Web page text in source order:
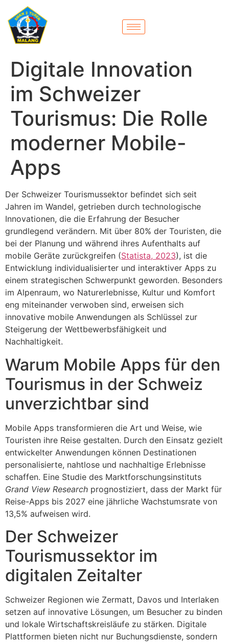
Digitale Innovation
im Schweizer
Tourismus: Die Rolle
moderner Mobile-
Apps
Der Schweizer Tourismussektor befindet sich seit
Jahren im Wandel, getrieben durch technologische
Innovationen, die die Erfahrung der Besucher
grundlegend verändern. Mit über 80% der Touristen, die
bei der Planung und während ihres Aufenthalts auf
mobile Geräte zurückgreifen (Statista, 2023), ist die
Entwicklung individualisierter und interaktiver Apps zu
einem strategischen Schwerpunkt geworden. Besonders
im Alpenraum, wo Naturerlebnisse, Kultur und Komfort
eng miteinander verwoben sind, erweisen sich
innovative mobile Anwendungen als Schlüssel zur
Steigerung der Wettbewerbsfähigkeit und
Nachhaltigkeit.
Warum Mobile Apps für den
Tourismus in der Schweiz
unverzichtbar sind
Mobile Apps transformieren die Art und Weise, wie
Touristen ihre Reise gestalten. Durch den Einsatz gezielt
entwickelter Anwendungen können Destinationen
personalisierte, nahtlose und nachhaltige Erlebnisse
schaffen. Eine Studie des Marktforschungsinstituts
Grand View Research prognostiziert, dass der Markt für
Reise-Apps bis 2027 eine jährliche Wachstumsrate von
13,5% aufweisen wird.
Der Schweizer
Tourismussektor im
digitalen Zeitalter
Schweizer Regionen wie Zermatt, Davos und Interlaken
setzen auf innovative Lösungen, um Besucher zu binden
und lokale Wirtschaftskreisläufe zu stärken. Digitale
Plattformen bieten nicht nur Buchungsdienste, sondern